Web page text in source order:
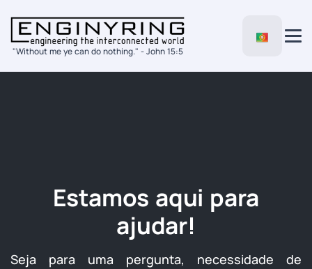
"Without me ye can do nothing." - John 15:5
Estamos aqui para
ajudar!
Seja para uma pergunta, necessidade de